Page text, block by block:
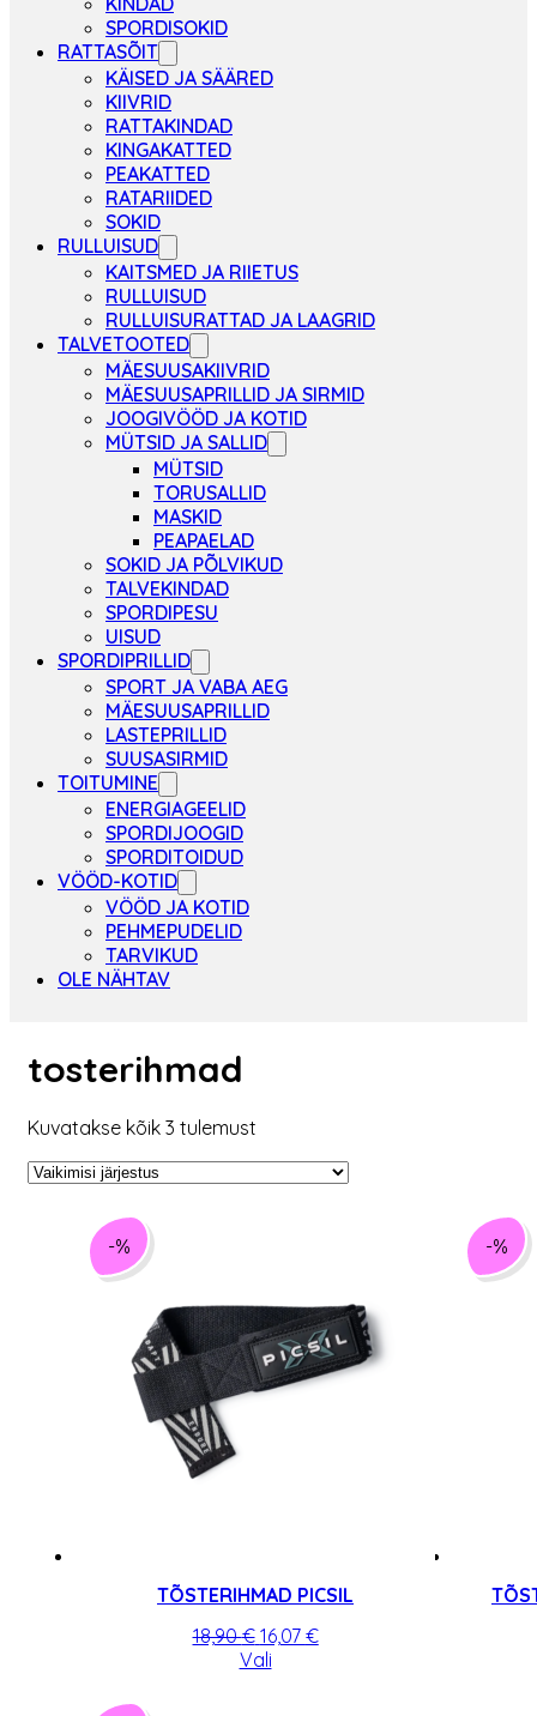
SPORDISOKID
RATTASÕIT
KÄISED JA SÄÄRED
KIIVRID
RATTAKINDAD
KINGAKATTED
PEAKATTED
RATARIIDED
SOKID
RULLUISUD
KAITSMED JA RIIETUS
RULLUISUD
RULLUISURATTAD JA LAAGRID
TALVETOOTED
MÄESUUSAKIIVRID
MÄESUUSAPRILLID JA SIRMID
JOOGIVÖÖD JA KOTID
MÜTSID JA SALLID
MÜTSID
TORUSALLID
MASKID
PEAPAELAD
SOKID JA PÕLVIKUD
TALVEKINDAD
SPORDIPESU
UISUD
SPORDIPRILLID
SPORT JA VABA AEG
MÄESUUSAPRILLID
LASTEPRILLID
SUUSASIRMID
TOITUMINE
ENERGIAGEELID
SPORDIJOOGID
SPORDITOIDUD
VÖÖD-KOTID
VÖÖD JA KOTID
PEHMEPUDELID
TARVIKUD
OLE NÄHTAV
tosterihmad
Kuvatakse kõik 3 tulemust
-%
TÕSTERIHMAD PICSIL
18,90€ Algne
hind
16,07 €Praegune
ValiSellel
-%